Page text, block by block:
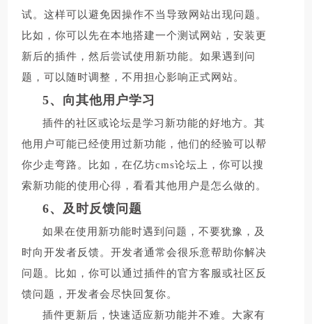
试。这样可以避免因操作不当导致网站出现问题。
比如，你可以先在本地搭建一个测试网站，安装更
新后的插件，然后尝试使用新功能。如果遇到问
题，可以随时调整，不用担心影响正式网站。
5、向其他用户学习
插件的社区或论坛是学习新功能的好地方。其
他用户可能已经使用过新功能，他们的经验可以帮
你少走弯路。比如，在亿坊cms论坛上，你可以搜
索新功能的使用心得，看看其他用户是怎么做的。
6、及时反馈问题
如果在使用新功能时遇到问题，不要犹豫，及
时向开发者反馈。开发者通常会很乐意帮助你解决
问题。比如，你可以通过插件的官方客服或社区反
馈问题，开发者会尽快回复你。
插件更新后，快速适应新功能并不难。大家有